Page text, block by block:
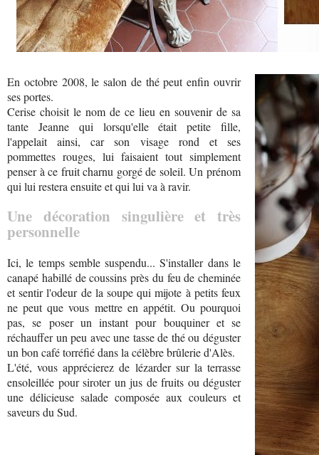
En octobre 2008, le salon de thé peut enfin ouvrir
ses portes.
Cerise choisit le nom de ce lieu en souvenir de sa
tante Jeanne qui lorsqu'elle était petite fille,
l'appelait ainsi, car son visage rond et ses
pommettes rouges, lui faisaient tout simplement
penser à ce fruit charnu gorgé de soleil. Un prénom
qui lui restera ensuite et qui lui va à ravir.
Une décoration singulière et très
personnelle
Ici, le temps semble suspendu... S'installer dans le
canapé habillé de coussins près du feu de cheminée
et sentir l'odeur de la soupe qui mijote à petits feux
ne peut que vous mettre en appétit. Ou pourquoi
pas, se poser un instant pour bouquiner et se
réchauffer un peu avec une tasse de thé ou déguster
un bon café torréfié dans la célèbre brûlerie d'Alès.
L'été, vous apprécierez de lézarder sur la terrasse
ensoleillée pour siroter un jus de fruits ou déguster
une délicieuse salade composée aux couleurs et
saveurs du Sud.